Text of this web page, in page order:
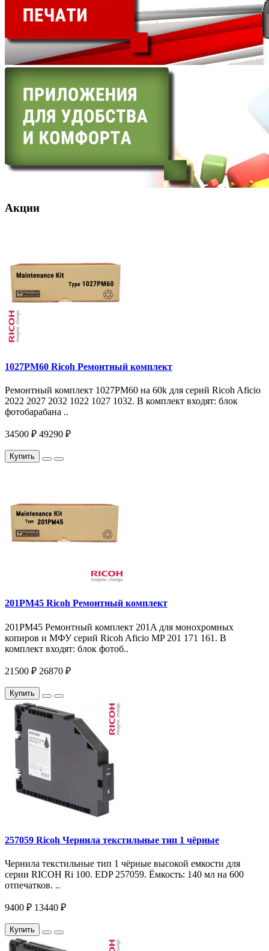
Акции
1027PM60 Ricoh Ремонтный комплект
Ремонтный комплект 1027PM60 на 60k для серий Ricoh Aficio
2022 2027 2032 1022 1027 1032. В комплект входят: блок
фотобарабана ..
34500 ₽ 49290 ₽
Купить
201PM45 Ricoh Ремонтный комплект
201PM45 Ремонтный комплект 201A для монохромных
копиров и МФУ серий Ricoh Aficio MP 201 171 161. В
комплект входят: блок фотоб..
21500 ₽ 26870 ₽
Купить
257059 Ricoh Чернила текстильные тип 1 чёрные
Чернила текстильные тип 1 чёрные высокой емкости для
серии RICOH Ri 100. EDP 257059. Ёмкость: 140 мл на 600
отпечатков. ..
9400 ₽ 13440 ₽
Купить